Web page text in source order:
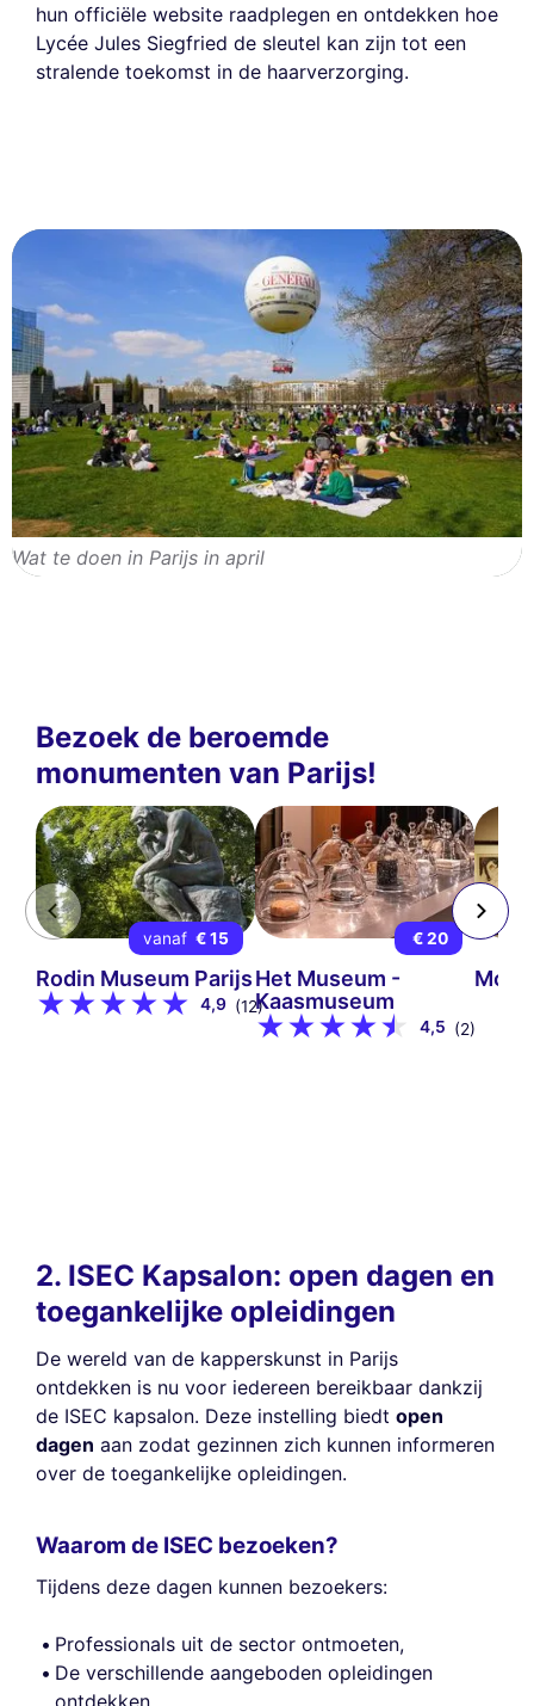
hun officiële website raadplegen en ontdekken hoe
Lycée Jules Siegfried de sleutel kan zijn tot een
stralende toekomst in de haarverzorging.
Wat te doen in Parijs in april
Bezoek de beroemde
monumenten van Parijs!
vanaf € 15
Rodin Museum Parijs
4,9 (12)
€ 20
Het Museum -
Kaasmuseum
4,5 (2)
2. ISEC Kapsalon: open dagen en
toegankelijke opleidingen
De wereld van de kapperskunst in Parijs
ontdekken is nu voor iedereen bereikbaar dankzij
de ISEC kapsalon. Deze instelling biedt open
dagen aan zodat gezinnen zich kunnen informeren
over de toegankelijke opleidingen.
Waarom de ISEC bezoeken?
Tijdens deze dagen kunnen bezoekers:
Professionals uit de sector ontmoeten,
De verschillende aangeboden opleidingen
ontdekken,